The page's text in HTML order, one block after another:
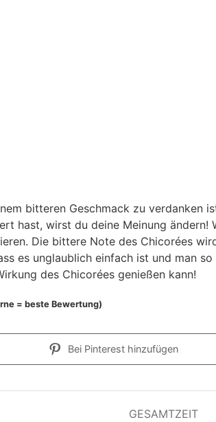
bitteren Geschmack zu verdanken
hast, wirst du deine Meinung ändern!
Die bittere Note des Chicorées
es unglaublich einfach ist und man so
des Chicorées genießen kann!
= beste Bewertung)
Bei Pinterest hinzufügen
GESAMTZEIT